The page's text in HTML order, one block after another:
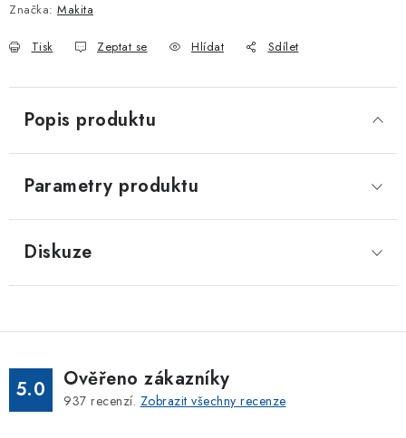
Značka: Makita
Tisk Zeptat se Hlídat Sdílet
Popis produktu
Parametry produktu
Diskuze
5.0 Ověřeno zákazníky
937 recenzí. Zobrazit všechny recenze